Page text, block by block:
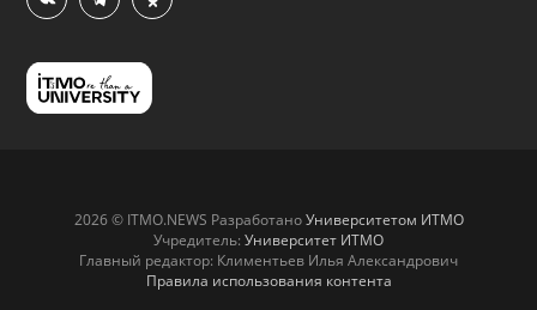
2026 © ITMO.NEWS РазработаноУниверситетом ИТМО
Учредитель: Университет ИТМО
Главный редактор: Климентьев Илья Александрович
Правила использования контента